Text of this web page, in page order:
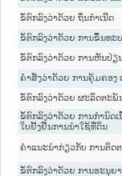
ຂໍ້ຕົກລົງວ່າດ້ວຍ ຖິ່ນກໍາເນີດ
ຂໍ້ຕົກລົງວ່າດ້ວຍ ການຂຶ້ນທະ
ຂໍ້ຕົກລົງວ່າດ້ວຍ ການຫັນປ່ຽ
ຄຳສັ່ງວ່າດ້ວຍ ການຄຸ້ມຄອງ
ຂໍ້ຕົກລົງວ່າດ້ວຍ ຜະລິດຕະພັ
ຂໍ້ຕົກລົງວ່າດ້ວຍ ການກຳນົດ
ໃບຢັ້ງຢືນການນຳໃຊ້ທີ່ດິນ
ຄຳແນະນຳກ່ຽວກັບ ການຕິດ
ຂໍ້ຕົກລົງວ່າດ້ວຍ ການອະນຸຍ